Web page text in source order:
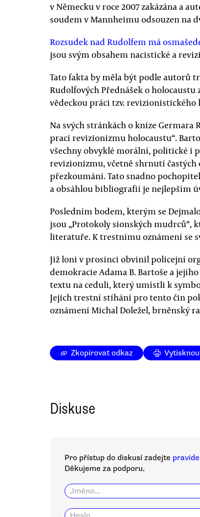
v Německu v roce 2007 zakázána a
soudem v Mannheimu odsouzen na
Rozsudek nad Rudolfem má
jsou svým obsahem nacistické a
Tato fakta by měla být podle autorů
Rudolfových Přednášek o
vědeckou práci tzv.
Na svých stránkách o knize Germara
prací revizionizmu holocaustu“.
všechny obvyklé morální, politické i
revizionizmu, včetně shrnutí
přezkoumání. Tato snadno
a obsáhlou bibliografií je nejlepším
Posledním bodem, kterým se
jsou „Protokoly sionských mudrců“,
literatuře. K trestnímu oznámení se
Již loni v prosinci obvinil policejní
demokracie Adama B. Bartoše a
textu na ceduli, který umístli k
Jejich trestní stíhání pro tento čin
oznámení Michal Doležel, brněnský
Zkopírovat odkaz
Diskuse
Pro přístup do diskusí zadejte
Děkujeme za podporu.